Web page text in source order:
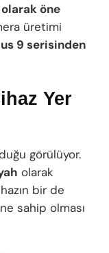
öne
üretimi
9 serisinden
Yer
görülüyor.
olarak
bir de
sahip olması